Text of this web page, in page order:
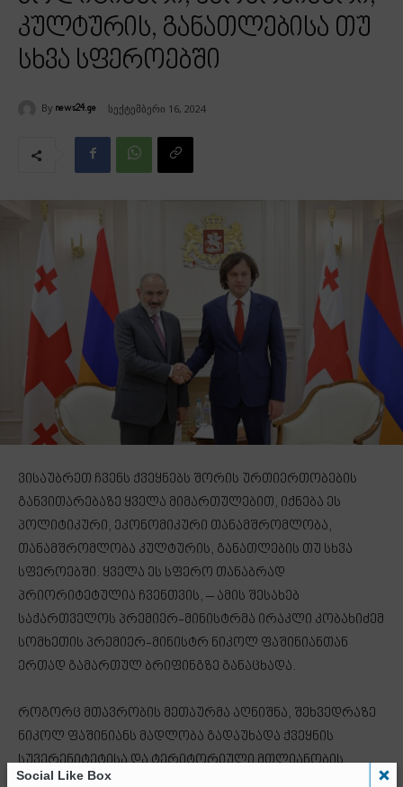
კულტურის, განათლებისა თუ
სხვა სფეროებში
By news24.ge სექტემბერი 16, 2024
ვისაუბრეთ ჩვენს ქვეყნებს შორის ურთიერთობების
განვითარებაზე ყველა მიმართულებით, იქნება ეს
პოლიტიკური, ეკონომიკური თანამშრომლობა,
თანამშრომლობა კულტურის, განათლების თუ სხვა
სფეროებში. ყველა ეს სფერო თანაბრად
პრიორიტეტულია ჩვენთვის, – ამის შესახებ
საქართველოს პრემიერ-მინისტრმა ირაკლი კობახიძემ
სომხეთის პრემიერ-მინისტრ ნიკოლ ფაშინიანთან
ერთად გამართულ ბრიფინგზე განაცხადა.
როგორც მთავრობის მეთაურმა აღნიშნა, შეხვედრაზე
ნიკოლ ფაშინიანს მადლობა გადაუხადა ქვეყნის
სუვერენიტეტისა და ტერიტორიული მთლიანობის
Social Like Box